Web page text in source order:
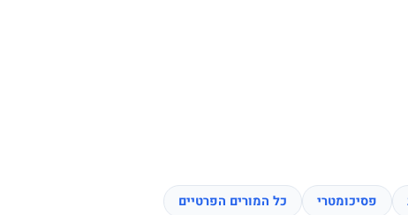
פסיכומטרי כל המורים הפרטיים